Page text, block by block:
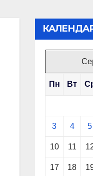
Пн Вт
3 4 5
10 11
17 18